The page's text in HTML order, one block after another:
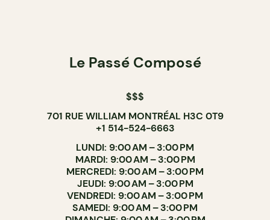
Le Passé Composé
$$$
701 RUE WILLIAM MONTRÉAL H3C 0T9
+1 514-524-6663
LUNDI: 9:00 AM – 3:00 PM
MARDI: 9:00 AM – 3:00 PM
MERCREDI: 9:00 AM – 3:00 PM
JEUDI: 9:00 AM – 3:00 PM
VENDREDI: 9:00 AM – 3:00 PM
SAMEDI: 9:00 AM – 3:00 PM